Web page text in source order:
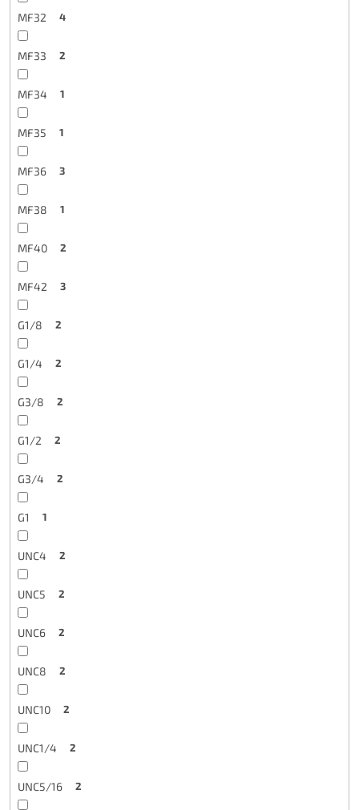
MF32 4
MF33 2
MF34 1
MF35 1
MF36 3
MF38 1
MF40 2
MF42 3
G1/8 2
G1/4 2
G3/8 2
G1/2 2
G3/4 2
G1 1
UNC4 2
UNC5 2
UNC6 2
UNC8 2
UNC10 2
UNC1/4 2
UNC5/16 2